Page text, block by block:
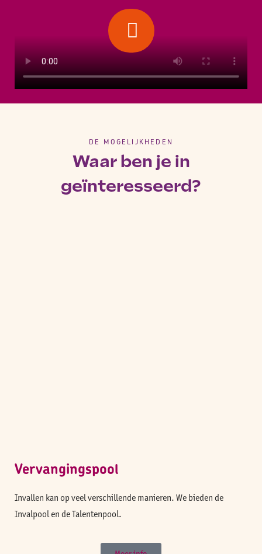
DE MOGELIJKHEDEN
Waar ben je in
geïnteresseerd?
Vervangingspool
Invallen kan op veel verschillende manieren. We bieden de
Invalpool en de Talentenpool.